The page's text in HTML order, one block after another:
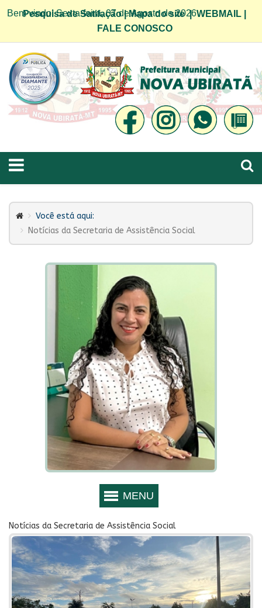
Bem vindo! Sexta-feira, 07 de Agosto de 2026
Pesquisa de Satifação|Mapa do site|WEBMAIL
FALE CONOSCO
Você está aqui:
Notícias da Secretaria de Assistência Social
Notícias da Secretaria de Assistência Social